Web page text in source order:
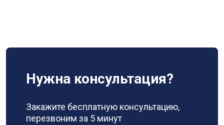
Нужна консультация?
Закажите бесплатную консультацию,
перезвоним за 5 минут